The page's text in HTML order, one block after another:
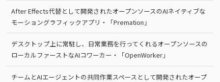
After Effects代替として開発されたオープンソースのAIネイティブな
モーショングラフィックアプリ・「Premation」
デスクトップ上に常駐し、日常業務を行ってくれるオープンソースの
ローカルファーストなAIコワーカー・「OpenWorker」
チームとAIエージェントの共同作業スペースとして開発されたオープ